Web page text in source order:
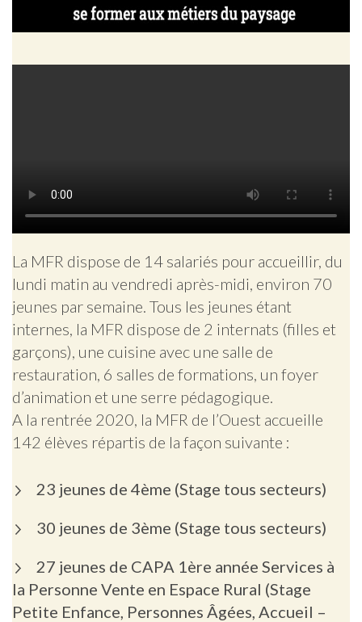
La MFR dispose de 14 salariés pour accueillir, du
lundi matin au vendredi après-midi, environ 70
jeunes par semaine. Tous les jeunes étant
internes, la MFR dispose de 2 internats (filles et
garçons), une cuisine avec une salle de
restauration, 6 salles de formations, un foyer
d’animation et une serre pédagogique.
A la rentrée 2020, la MFR de l’Ouest accueille
142 élèves répartis de la façon suivante :
23 jeunes de 4ème (Stage tous secteurs)
30 jeunes de 3ème (Stage tous secteurs)
27 jeunes de CAPA 1ère année Services à
la Personne Vente en Espace Rural (Stage
Petite Enfance, Personnes Âgées, Accueil –